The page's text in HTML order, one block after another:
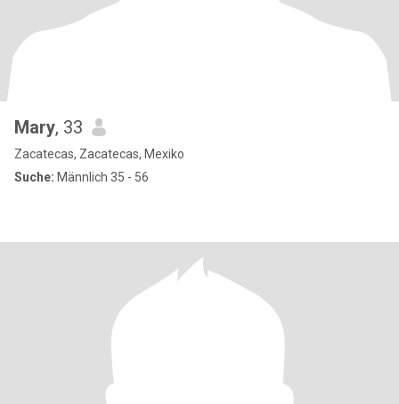
Mary, 33
Zacatecas, Zacatecas, Mexiko
Suche: Männlich 35 - 56